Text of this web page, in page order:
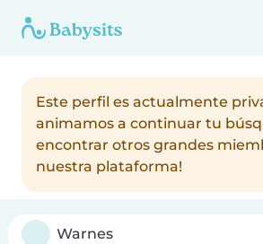
Este perfil es actualmente
animamos a continuar tu
encontrar otros grandes
nuestra plataforma!